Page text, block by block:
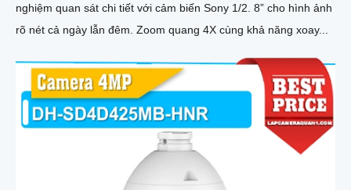
nghiệm quan sát chi tiết với cảm biến Sony 1/2. 8” cho hình ảnh
rõ nét cả ngày lẫn đêm. Zoom quang 4X cùng khả năng xoay...